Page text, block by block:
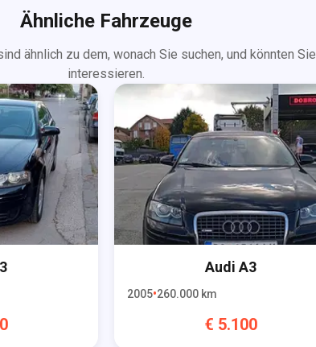
Ähnliche Fahrzeuge
ähnlich zu dem, wonach Sie suchen, und könnten Sie
interessieren.
Audi A3
2005 260.000 km
€ 5.100